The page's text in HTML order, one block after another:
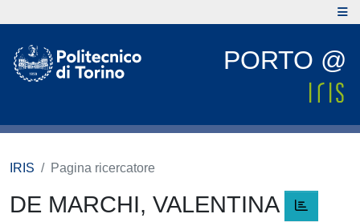
PORTO @
IRIS Pagina ricercatore
DE MARCHI, VALENTINA